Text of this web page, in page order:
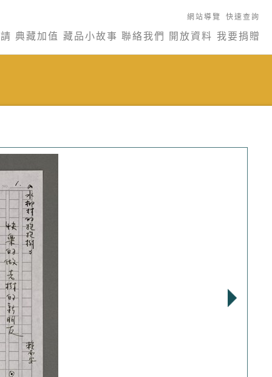
網站導覽 快速查詢
典藏加值 藏品小故事 聯絡我們 開放資料 我要捐贈